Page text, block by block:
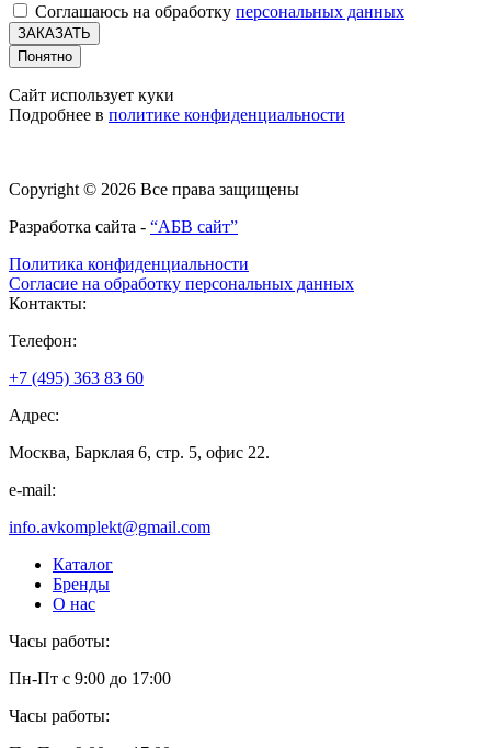
Соглашаюсь на обработку персональных данных
ЗАКАЗАТЬ
Понятно
Сайт использует куки
Подробнее в политике конфиденциальности
Copyright © 2026 Все права защищены
Разработка сайта - “АБВ сайт”
Политика конфиденциальности
Согласие на обработку персональных данных
Контакты:
Телефон:
+7 (495) 363 83 60
Адрес:
Москва, Барклая 6, стр. 5, офис 22.
e-mail:
info.avkomplekt@gmail.com
Каталог
Бренды
О нас
Часы работы:
Пн-Пт с 9:00 до 17:00
Часы работы: